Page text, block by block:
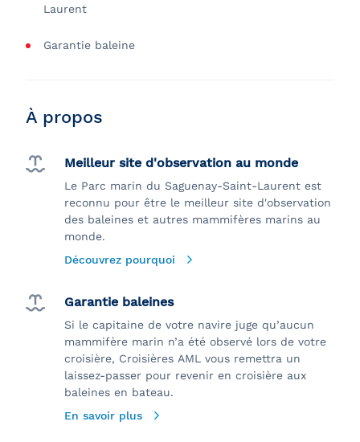
Laurent
Garantie baleine
À propos
Meilleur site d'observation au monde
Le Parc marin du Saguenay-Saint-Laurent est
reconnu pour être le meilleur site d'observation
des baleines et autres mammifères marins au
monde.
Découvrez pourquoi
Garantie baleines
Si le capitaine de votre navire juge qu’aucun
mammifère marin n’a été observé lors de votre
croisière, Croisières AML vous remettra un
laissez-passer pour revenir en croisière aux
baleines en bateau.
En savoir plus